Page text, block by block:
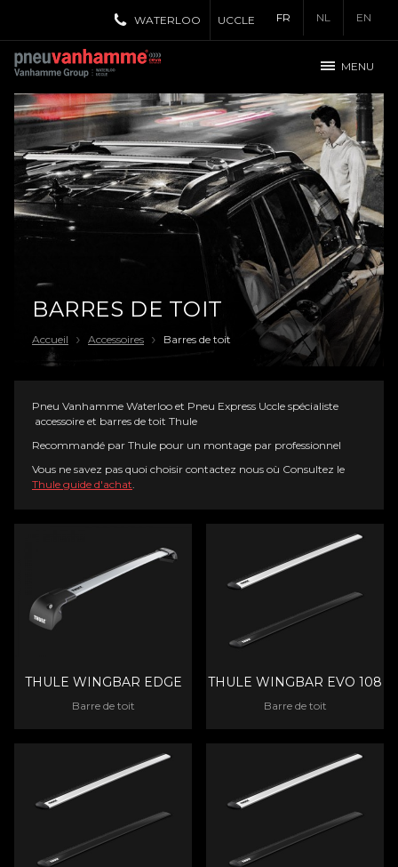
FR NL EN
WATERLOO UCCLE
MENU
BARRES DE TOIT
Accueil Accessoires Barres de toit
Pneu Vanhamme Waterloo et Pneu Express Uccle spécialiste
accessoire et barres de toit Thule
Recommandé par Thule pour un montage par professionnel
Vous ne savez pas quoi choisir contactez nous où Consultez le
Thule guide d'achat.
THULE WINGBAR EDGE
Barre de toit
THULE WINGBAR EVO 108
Barre de toit